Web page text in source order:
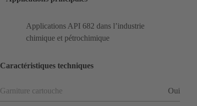
Applications API 682 dans l’industrie
chimique et pétrochimique
Caractéristiques techniques
Garniture cartouche Oui